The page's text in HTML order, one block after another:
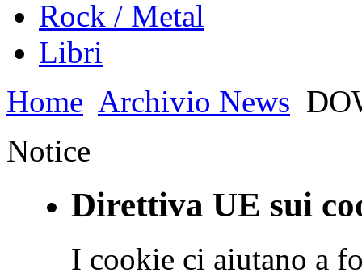
Rock / Metal
Libri
Home Archivio News
Notice
Direttiva UE sui
I cookie ci aiutano a